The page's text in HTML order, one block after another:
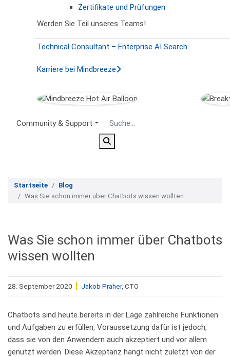
Zertifikate und Prüfungen
Werden Sie Teil unseres Teams!
Technical Consultant – Enterprise AI Search
Karriere bei Mindbreeze
Secondary Menu
Community & Support
Startseite
Blog
Was Sie schon immer über Chatbots wissen wollten
Was Sie schon immer über Chatbots
wissen wollten
28. September 2020 Jakob Praher, CTO
Chatbots sind heute bereits in der Lage zahlreiche Funktionen
und Aufgaben zu erfüllen, Voraussetzung dafür ist jedoch,
dass sie von den Anwendern auch akzeptiert und vor allem
genutzt werden. Diese Akzeptanz hängt nicht zuletzt von der